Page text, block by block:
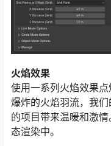
火焰效果
使用一系列火焰效果
爆炸的火焰羽流，我
的项目带来温暖和激
态渲染中。